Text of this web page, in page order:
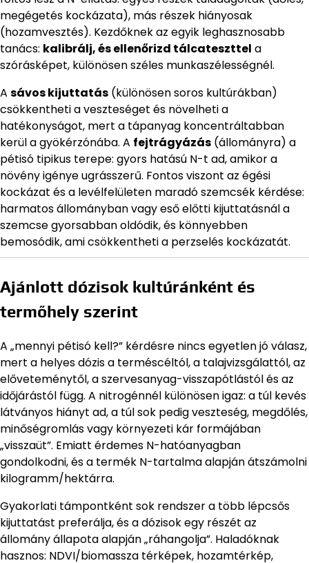
megégetés kockázata), más részek hiányosak
(hozamvesztés). Kezdőknek az egyik leghasznosabb
tanács: kalibrálj, és ellenőrizd tálcateszttel a
szórásképet, különösen széles munkaszélességnél.
A sávos kijuttatás (különösen soros kultúrákban)
csökkentheti a veszteséget és növelheti a
hatékonyságot, mert a tápanyag koncentráltabban
kerül a gyökérzónába. A fejtrágyázás (állományra) a
pétisó tipikus terepe: gyors hatású N-t ad, amikor a
növény igénye ugrásszerű. Fontos viszont az égési
kockázat és a levélfelületen maradó szemcsék kérdése:
harmatos állományban vagy eső előtti kijuttatásnál a
szemcse gyorsabban oldódik, és könnyebben
bemosódik, ami csökkentheti a perzselés kockázatát.
Ajánlott dózisok kultúránként és
termőhely szerint
A „mennyi pétisó kell?” kérdésre nincs egyetlen jó válasz,
mert a helyes dózis a terméscéltól, a talajvizsgálattól, az
előveteménytől, a szervesanyag-visszapótlástól és az
időjárástól függ. A nitrogénnél különösen igaz: a túl kevés
látványos hiányt ad, a túl sok pedig veszteség, megdőlés,
minőségromlás vagy környezeti kár formájában
„visszaüt”. Emiatt érdemes N-hatóanyagban
gondolkodni, és a termék N-tartalma alapján átszámolni
kilogramm/hektárra.
Gyakorlati támpontként sok rendszer a több lépcsős
kijuttatást preferálja, és a dózisok egy részét az
állomány állapota alapján „ráhangolja”. Haladóknak
hasznos: NDVI/biomassza térképek, hozamtérkép,